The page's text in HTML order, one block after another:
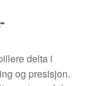
delta i
og presisjon.